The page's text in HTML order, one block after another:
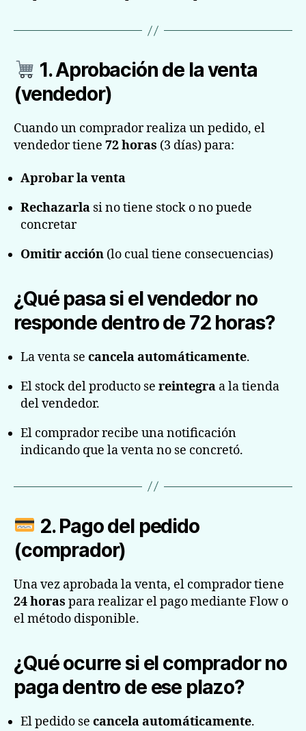
1. Aprobación de la venta
(vendedor)
Cuando un comprador realiza un pedido, el
vendedor tiene 72 horas (3 días) para:
Aprobar la venta
Rechazarla si no tiene stock o no puede
concretar
Omitir acción (lo cual tiene consecuencias)
¿Qué pasa si el vendedor no
responde dentro de 72 horas?
La venta se cancela automáticamente.
El stock del producto se reintegra a la tienda
del vendedor.
El comprador recibe una notificación
indicando que la venta no se concretó.
2. Pago del pedido
(comprador)
Una vez aprobada la venta, el comprador tiene
24 horas para realizar el pago mediante Flow o
el método disponible.
¿Qué ocurre si el comprador no
paga dentro de ese plazo?
El pedido se cancela automáticamente.